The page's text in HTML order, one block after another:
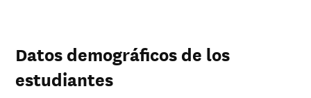
Datos demográficos de los
estudiantes